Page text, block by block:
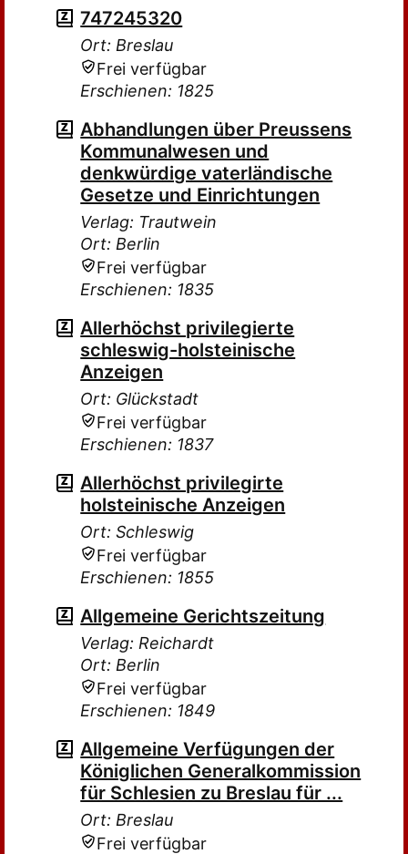
747245320
Ort: Breslau
Frei verfügbar
Erschienen: 1825
Abhandlungen über Preussens
Kommunalwesen und
denkwürdige vaterländische
Gesetze und Einrichtungen
Verlag: Trautwein
Ort: Berlin
Frei verfügbar
Erschienen: 1835
Allerhöchst privilegierte
schleswig-holsteinische
Anzeigen
Ort: Glückstadt
Frei verfügbar
Erschienen: 1837
Allerhöchst privilegirte
holsteinische Anzeigen
Ort: Schleswig
Frei verfügbar
Erschienen: 1855
Allgemeine Gerichtszeitung
Verlag: Reichardt
Ort: Berlin
Frei verfügbar
Erschienen: 1849
Allgemeine Verfügungen der
Königlichen Generalkommission
für Schlesien zu Breslau für ...
Ort: Breslau
Frei verfügbar